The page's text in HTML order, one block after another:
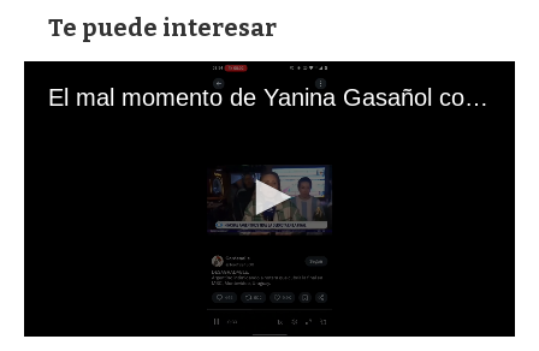
Te puede interesar
El mal momento de Yanina Gasañol con un hincha argentino en "Subrayado"